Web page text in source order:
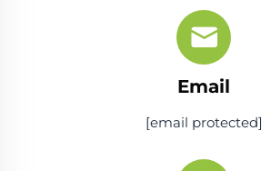
Email
[email protected]